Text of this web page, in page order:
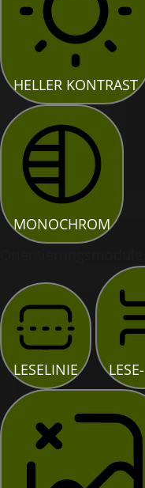
HELLER KONTRAST
MONOCHROM
LESELINIE